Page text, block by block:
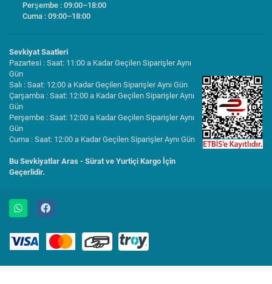
Perşembe : 09:00–18:00
Cuma : 09:00–18:00
Sevkiyat Saatleri
Pazartesi : Saat: 11:00 a Kadar Geçilen Siparişler Aynı
Gün
Salı : Saat: 12:00 a Kadar Geçilen Siparişler Aynı Gün
Çarşamba : Saat: 12:00 a Kadar Geçilen Siparişler Aynı
Gün
Perşembe : Saat: 12:00 a Kadar Geçilen Siparişler Aynı
Gün
Cuma : Saat: 12:00 a Kadar Geçilen Siparişler Aynı Gün
Bu Sevkiyatlar Aras - Sürat ve Yurtiçi Kargo İçin
Geçerlidir.